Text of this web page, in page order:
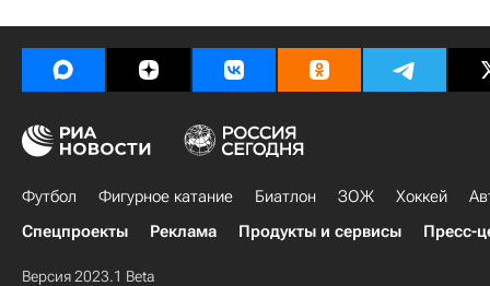
Футбол Фигурное катание Биатлон ЗОЖ Хоккей
Спецпроекты
Реклама Продукты и сервисы Пресс-
Версия 2023.1 Beta